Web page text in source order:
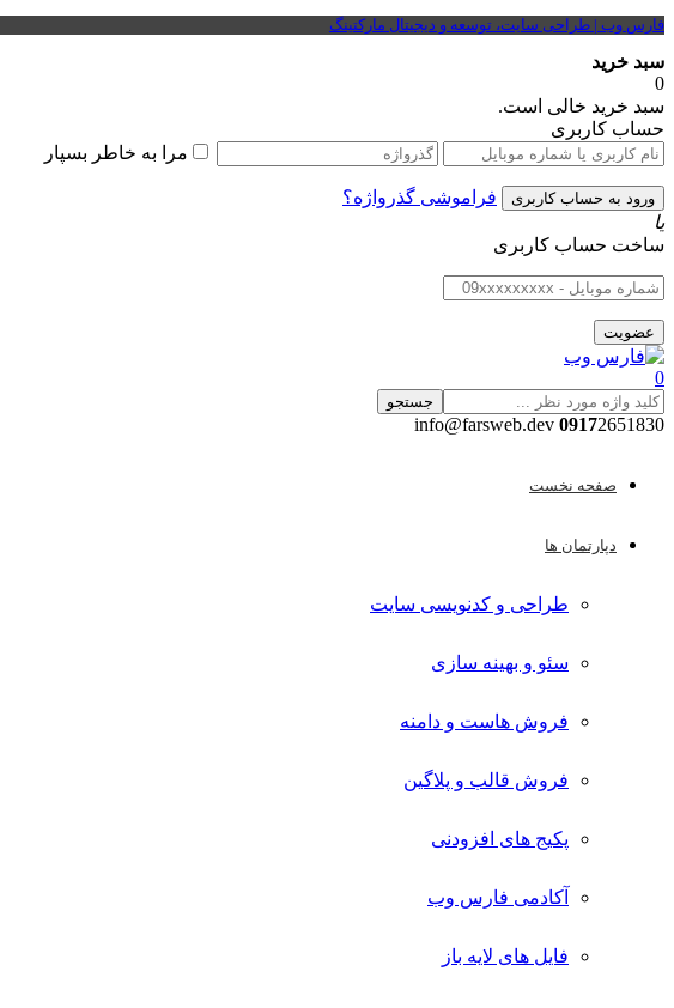
فارس وب | طراحی سایت، توسعه و دیجیتال مارکتینگ
سبد خرید
0
سبد خرید خالی است.
حساب کاربری
مرا به خاطر بسپار
فراموشی گذرواژه؟
یا
ساخت حساب کاربری
0
جستجو
09172651830 info@farsweb.dev
صفحه نخست
دپارتمان ها
طراحی و کدنویسی سایت
سئو و بهینه سازی
فروش هاست و دامنه
فروش قالب و پلاگین
پکیج های افزودنی
آکادمی فارس وب
فایل های لایه باز